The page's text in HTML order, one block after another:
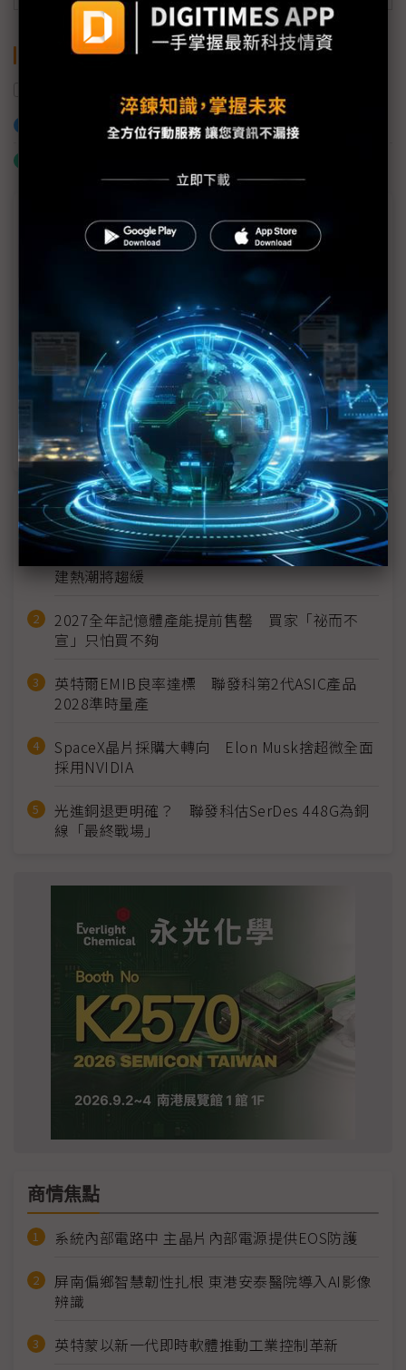
關鍵字
加入已選取到「關鍵字追蹤」
議題精選－中國為疫情過後的汽車產業鋪路
中國調降門檻防出走 疫情卻讓外資車企感冒
中國車業短期受疫情衝擊 供需復原存何變數？
考驗復工後才開始 中國2020年汽車產量減少逾90萬
輛
近７天熱門報導
MLCC訂單過熱、出貨比創高 村田示警全球AI基
建熱潮將趨緩
2027全年記憶體產能提前售罄 買家「祕而不
宣」只怕買不夠
英特爾EMIB良率達標 聯發科第2代ASIC產品
2028準時量產
SpaceX晶片採購大轉向 Elon Musk捨超微全面
採用NVIDIA
光進銅退更明確？ 聯發科估SerDes 448G為銅
線「最終戰場」
商情焦點
系統內部電路中 主晶片內部電源提供EOS防護
屏南偏鄉智慧韌性扎根 東港安泰醫院導入AI影像
辨識
英特蒙以新一代即時軟體推動工業控制革新